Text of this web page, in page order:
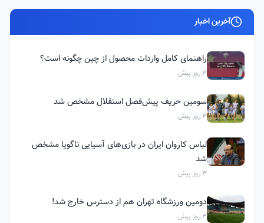
آخرین اخبار
راهنمای کامل واردات محصول از چین چگونه است؟
3 روز پیش
سومین حریف پیش‌فصل استقلال مشخص شد
3 روز پیش
لباس کاروان ایران در بازی‌های آسیایی ناگویا مشخص
شد
3 روز پیش
دومین ورزشگاه تهران هم از دسترس خارج شد!
3 روز پیش